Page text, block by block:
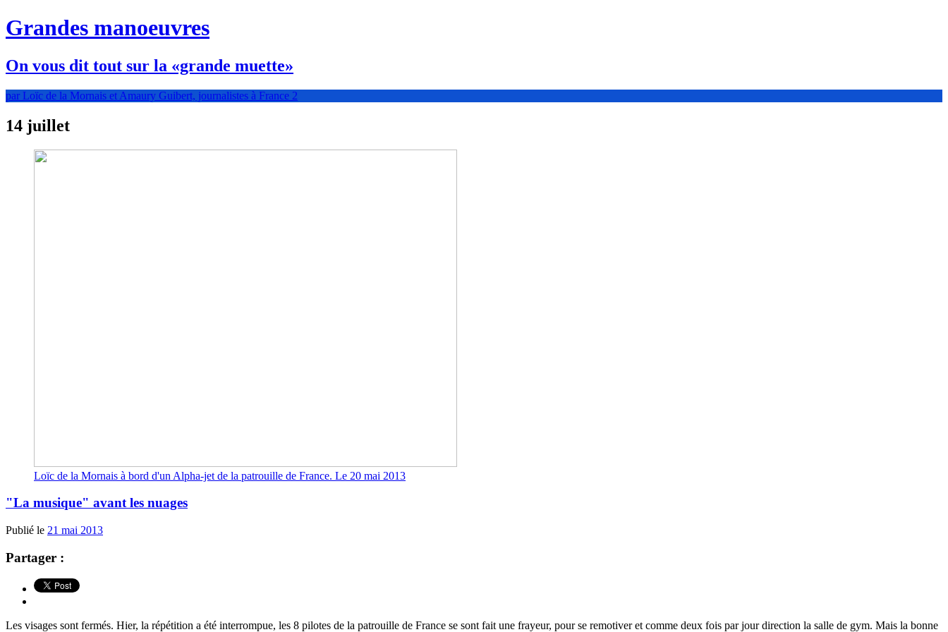
Grandes manoeuvres
On vous dit tout sur la «grande muette»
par Loïc de la Mornais et Amaury Guibert, journalistes à France 2
14 juillet
Loïc de la Mornais à bord d'un Alpha-jet de la patrouille de France. Le 20 mai 2013
"La musique" avant les nuages
Publié le 21 mai 2013
Partager :
Les visages sont fermés. Hier, la répétition a été interrompue, les 8 pilotes de la patrouille de France se sont fait une frayeur, pour se remotiver et comme deux fois par jour direction la salle de gym. Mais la bonne